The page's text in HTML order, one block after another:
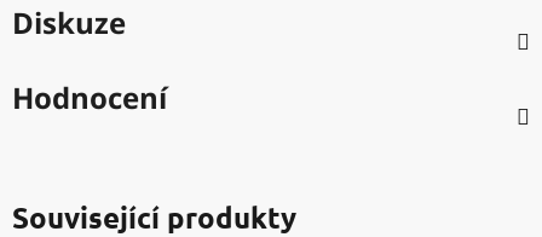
Diskuze
Hodnocení
Související produkty